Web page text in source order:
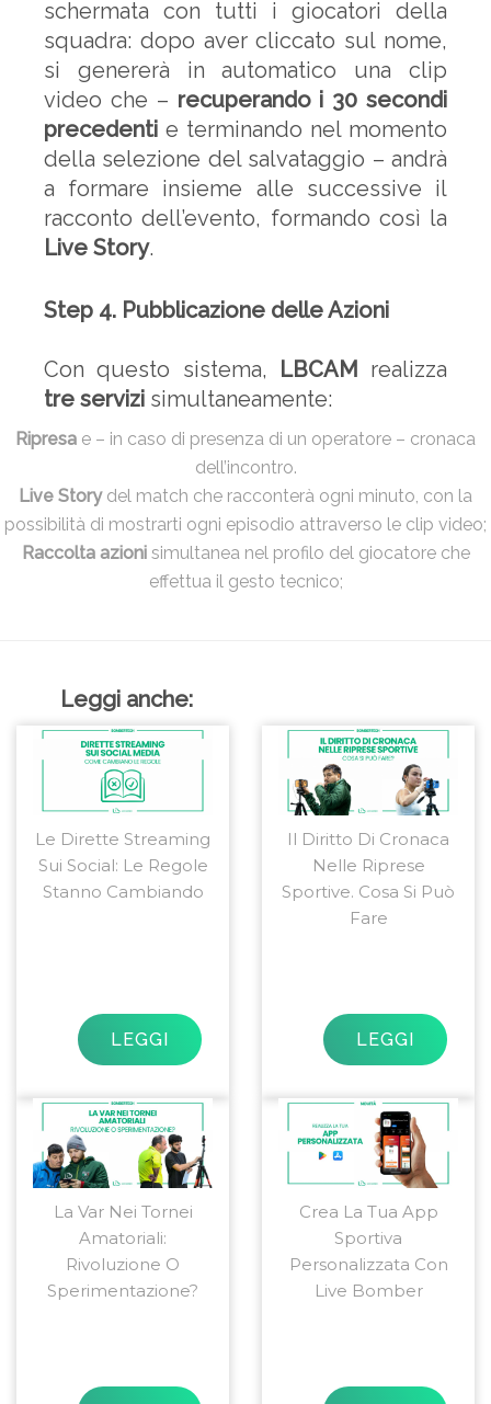
schermata con tutti i giocatori della
squadra: dopo aver cliccato sul nome,
si genererà in automatico una clip
video che – recuperando i 30 secondi
precedenti e terminando nel momento
della selezione del salvataggio – andrà
a formare insieme alle successive il
racconto dell’evento, formando così la
Live Story.
Step 4. Pubblicazione delle Azioni
Con questo sistema, LBCAM realizza
tre servizi simultaneamente:
Ripresa e – in caso di presenza di un operatore – cronaca
dell’incontro.
Live Storydel match che racconterà ogni minuto, con la
possibilità di mostrarti ogni episodio attraverso le clip video;
Raccolta azionisimultanea nel profilo del giocatore che
effettua il gesto tecnico;
Leggi anche:
Le Dirette Streaming
Sui Social: Le Regole
Stanno Cambiando
LEGGI
Il Diritto Di Cronaca
Nelle Riprese
Sportive. Cosa Si Può
Fare
LEGGI
La Var Nei Tornei
Amatoriali:
Rivoluzione O
Sperimentazione?
Crea La Tua App
Sportiva
Personalizzata Con
Live Bomber